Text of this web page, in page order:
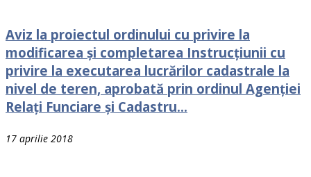
Aviz la proiectul ordinului cu privire la
modificarea și completarea Instrucțiunii cu
privire la executarea lucrărilor cadastrale la
nivel de teren, aprobată prin ordinul Agenției
Relați Funciare și Cadastru...
17 aprilie 2018